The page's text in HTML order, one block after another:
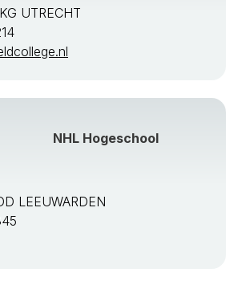
UTRECHT
NHL Hogeschool
LEEUWARDEN